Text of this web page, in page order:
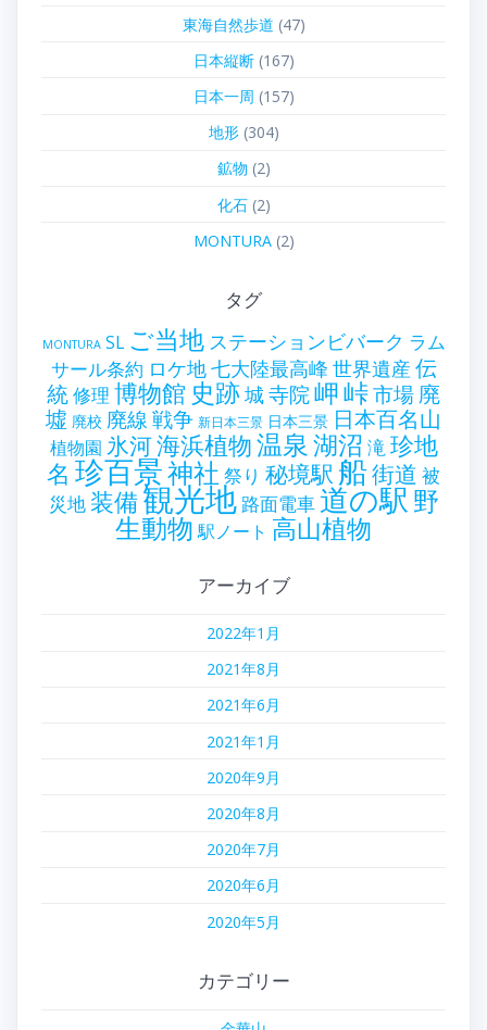
東海自然歩道 (47)
日本縦断(167)
日本一周 (157)
地形(304)
鉱物 (2)
化石(2)
MONTURA(2)
タグ
MONTURA SL ご当地 ステーションビバーク ラム
サール条約 ロケ地七大陸最高峰 世界遺産 伝
統修理 博物館 史跡城寺院岬峠市場廃
墟 廃校 廃線戦争 新日本三景 日本三景 日本百名山
植物園 氷河海浜植物温泉湖沼 滝珍地
名 珍百景神社 祭り 秘境駅 船街道 被
災地装備観光地 路面電車道の駅野
生動物 駅ノート 高山植物
アーカイブ
2022年1月
2021年8月
2021年6月
2021年1月
2020年9月
2020年8月
2020年7月
2020年6月
2020年5月
カテゴリー